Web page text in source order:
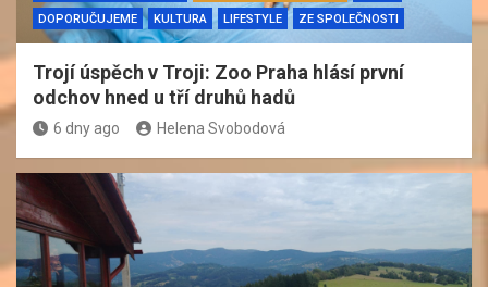
DOPORUČUJEME
KULTURA LIFESTYLE ZE SPOLEČNOSTI
Trojí úspěch v Troji: Zoo Praha hlásí první
odchov hned u tří druhů hadů
6 dny ago Helena Svobodová